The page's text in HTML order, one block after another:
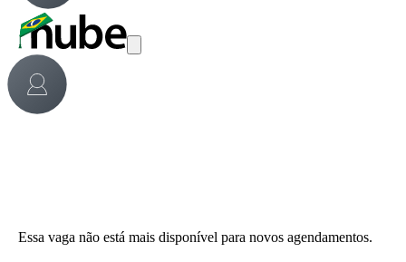
Essa vaga não está mais disponível para novos agendamentos.